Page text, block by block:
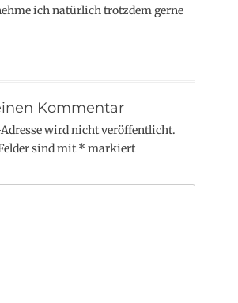
ich natürlich trotzdem gerne
Kommentar
wird nicht veröffentlicht.
sind mit * markiert